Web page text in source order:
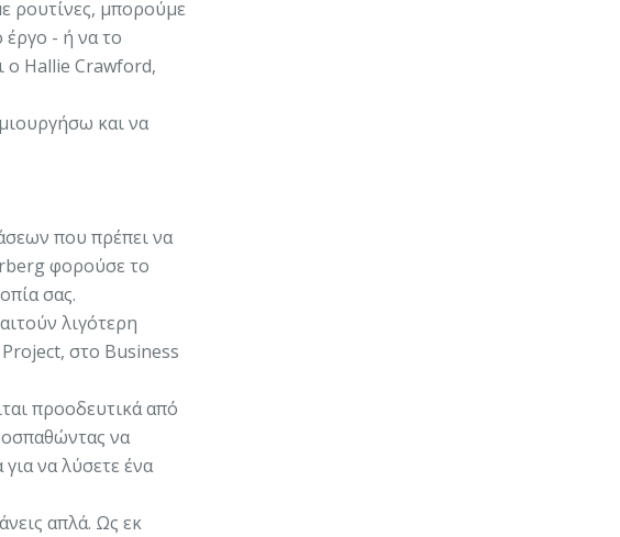
ρουτίνες, μπορούμε
έργο - ή να το
ο Hallie Crawford,
και να
που πρέπει να
φορούσε το
σας.
λιγότερη
στο Business
προοδευτικά από
να
να λύσετε ένα
απλά. Ως εκ